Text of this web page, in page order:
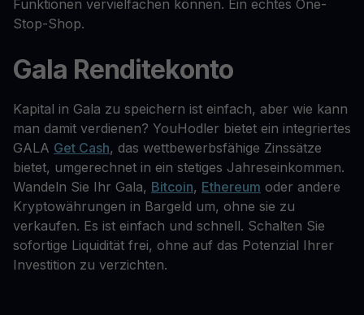
Funktionen vervielfachen können. Ein echtes One-
Stop-Shop.
Gala Renditekonto
Kapital in Gala zu speichern ist einfach, aber wie kann
man damit verdienen? YouHodler bietet ein integriertes
GALA Get Cash, das wettbewerbsfähige Zinssätze
bietet, umgerechnet in ein stetiges Jahreseinkommen.
Wandeln Sie Ihr Gala, Bitcoin, Ethereum oder andere
Kryptowährungen in Bargeld um, ohne sie zu
verkaufen. Es ist einfach und schnell. Schalten Sie
sofortige Liquidität frei, ohne auf das Potenzial Ihrer
Investition zu verzichten.